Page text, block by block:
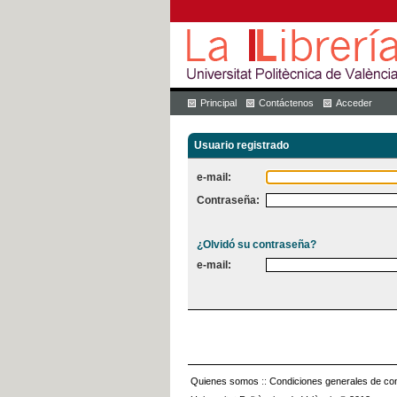
Principal Contáctenos Acceder
Usuario registrado
e-mail:
Contraseña:
¿Olvidó su contraseña?
e-mail:
Quienes somos :: Condiciones generales de